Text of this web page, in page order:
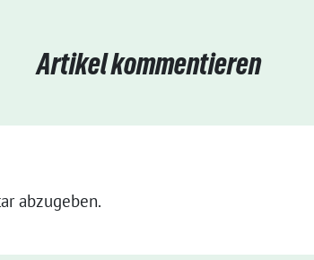
Artikel kommentieren
abzugeben.